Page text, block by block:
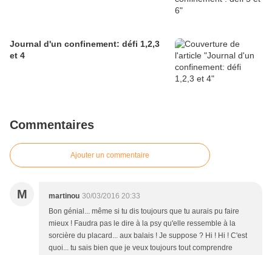
Journal d'un confinement: défi 1,2,3
et 4
Commentaires
Ajouter un commentaire
M martinou 30/03/2016 20:33
Bon génial... même si tu dis toujours que tu aurais pu faire
mieux ! Faudra pas le dire à la psy qu'elle ressemble à la
sorcière du placard... aux balais ! Je suppose ? Hi ! Hi ! C'est
quoi... tu sais bien que je veux toujours tout comprendre